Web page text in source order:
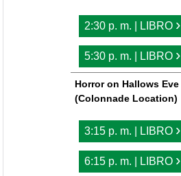
2:30 p. m. | LIBRO ›
5:30 p. m. | LIBRO ›
Horror on Hallows Eve
(Colonnade Location)
3:15 p. m. | LIBRO ›
6:15 p. m. | LIBRO ›